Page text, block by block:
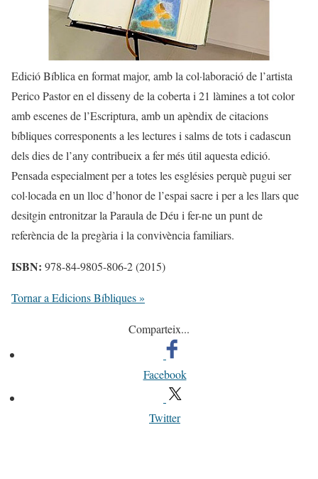
Edició Bíblica en format major, amb la col·laboració de l’artista
Perico Pastor en el disseny de la coberta i 21 làmines a tot color
amb escenes de l’Escriptura, amb un apèndix de citacions
bíbliques corresponents a les lectures i salms de tots i cadascun
dels dies de l’any contribueix a fer més útil aquesta edició.
Pensada especialment per a totes les esglésies perquè pugui ser
col·locada en un lloc d’honor de l’espai sacre i per a les llars que
desitgin entronitzar la Paraula de Déu i fer-ne un punt de
referència de la pregària i la convivència familiars.
ISBN: 978-84-9805-806-2 (2015)
Tornar a Edicions Bíbliques »
Comparteix...
Facebook
Twitter